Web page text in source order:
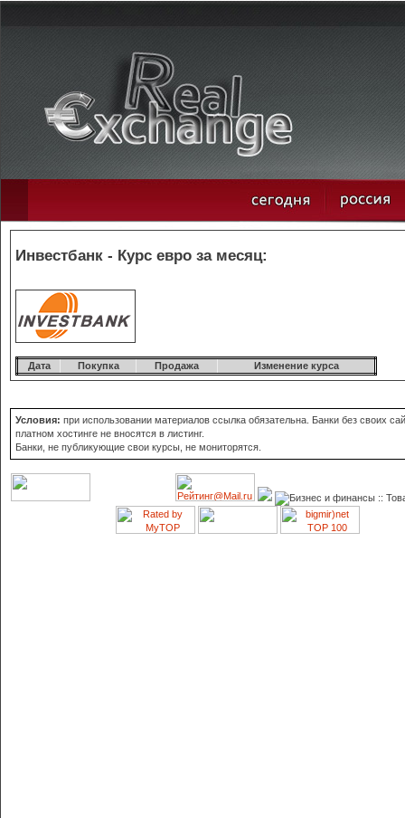
Инвестбанк - Курс евро за месяц:
Дата Покупка Продажа Изменение курса
Условия: при использовании материалов ссылка обязательна. Банки без своих
платном хостинге не вносятся в листинг.
Банки, не публикующие свои курсы, не мониторятся.